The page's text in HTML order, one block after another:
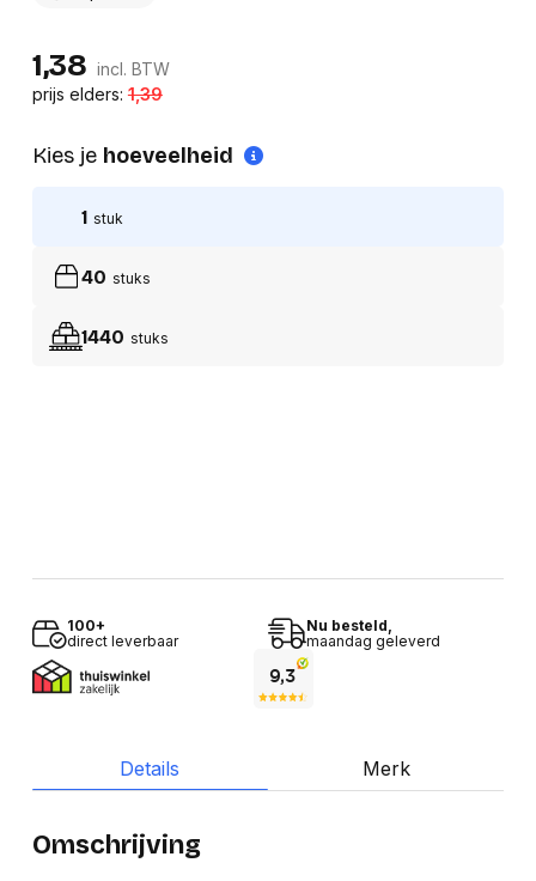
1,38 incl. BTW
prijs elders:1,39
Kies je hoeveelheid
1 stuk
40 stuks
1440 stuks
100+
direct leverbaar
Nu besteld,
maandag geleverd
Details Merk
Omschrijving